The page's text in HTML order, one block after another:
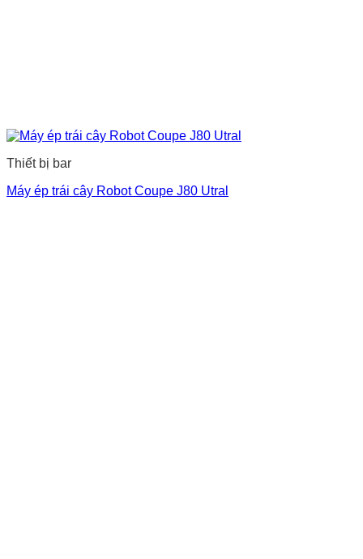
Thiết bị bar
Máy ép trái cây Robot Coupe J80 Utral